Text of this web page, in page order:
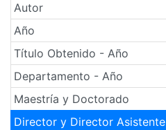
Autor
Año
Título Obtenido - Año
Departamento - Año
Maestría y Doctorado
Director y Director Asistente